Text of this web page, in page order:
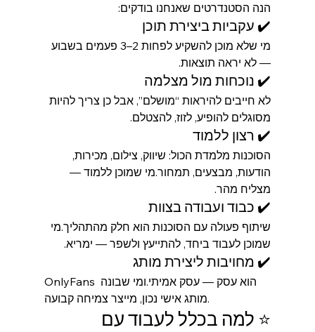
הנה הסטנדרטים שאנחנו בודקים:
✔️ עקביות ביצירת תוכן
מי שלא מוכן להשקיע לפחות 2–3 פעמים בשבוע
— לא יראה תוצאות.
✔️ נוכחות מול מצלמה
לא חייבים להיראות “מושלם”, אבל כן צריך להיות
מסוגלים להופיע, לזוז, להצטלם.
✔️ רצון ללמוד
הסוכנות מלמדת הכול: שיווק, צילום, מכירות,
הודעות, מבצעים, תמחור.מי שמוכן ללמוד —
מצליח מהר.
✔️ כבוד ועבודה בצוות
שיתוף פעולה עם הסוכנות הוא חלק מהתהליך.מי
שמוכן לעבוד ביחד, להתייעץ ולשפר — ימריא.
✔️ מחויבות ליצירת מותג
OnlyFans הוא עסק — עסק אמיתי.ומי שבונה
מותג אישי נכון, מייצר צמיחה קבועה.
⭐ למה בכלל לעבוד עם